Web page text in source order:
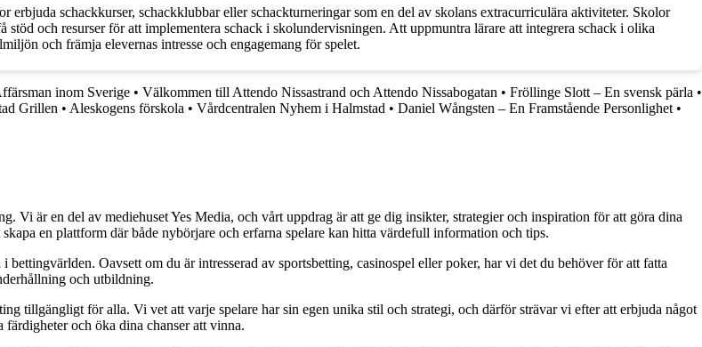
schackkurser, schackklubbar eller schackturneringar som en del av skolans extracurriculära aktiviteter. Skolor
och resurser för att implementera schack i skolundervisningen. Att uppmuntra lärare att integrera schack i olika
och främja elevernas intresse och engagemang för spelet.
inom Sverige • Välkommen till Attendo Nissastrand och Attendo Nissabogatan • Fröllinge Slott – En svensk pärla •
Grillen • Aleskogens förskola • Vårdcentralen Nyhem i Halmstad • Daniel Wångsten – En Framstående Personlighet •
är en del av mediehuset Yes Media, och vårt uppdrag är att ge dig insikter, strategier och inspiration för att göra dina
en plattform där både nybörjare och erfarna spelare kan hitta värdefull information och tips.
Oavsett om du är intresserad av sportsbetting, casinospel eller poker, har vi det du behöver för att fatta
och utbildning.
tillgängligt för alla. Vi vet att varje spelare har sin egen unika stil och strategi, och därför strävar vi efter att erbjuda något
och öka dina chanser att vinna.